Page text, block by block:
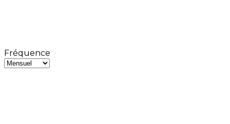
Fréquence